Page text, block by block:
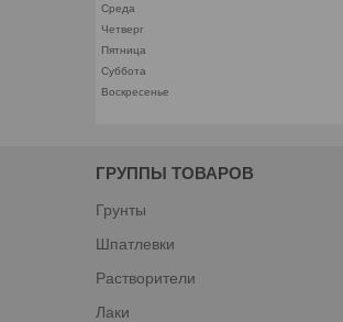
Среда
Четверг
Пятница
Суббота
Воскресенье
ГРУППЫ ТОВАРОВ
Грунты
Шпатлевки
Растворители
Лаки